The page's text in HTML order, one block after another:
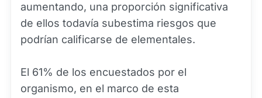
aumentando, una proporción significativa
de ellos todavía subestima riesgos que
podrían calificarse de elementales.
El 61% de los encuestados por el
organismo, en el marco de esta